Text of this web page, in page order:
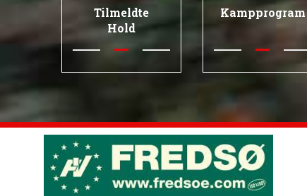
Tilmeldte
Hold
Kampprogram